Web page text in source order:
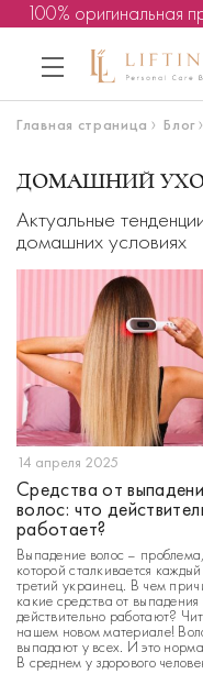
100% оригинальная
Главная страница Блог
ДОМАШНИЙ
Актуальные
домашних условиях
14 апреля 2025
Средства от
волос: что
работает?
Выпадение волос –
которой сталкивается каждый
третий украинец. В чем
какие средства от выпадения
действительно работают?
нашем новом материале!
выпадают у всех. И это
В среднем у здорового